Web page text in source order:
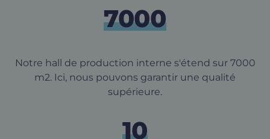
7000
Notre hall de production interne s'étend sur 7000
m2. Ici, nous pouvons garantir une qualité
supérieure.
10